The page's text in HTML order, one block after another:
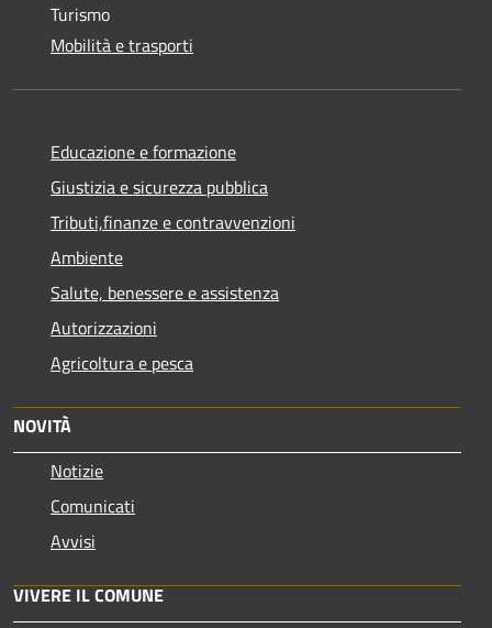
Turismo
Mobilità e trasporti
Educazione e formazione
Giustizia e sicurezza pubblica
Tributi,finanze e contravvenzioni
Ambiente
Salute, benessere e assistenza
Autorizzazioni
Agricoltura e pesca
NOVITÀ
Notizie
Comunicati
Avvisi
VIVERE IL COMUNE